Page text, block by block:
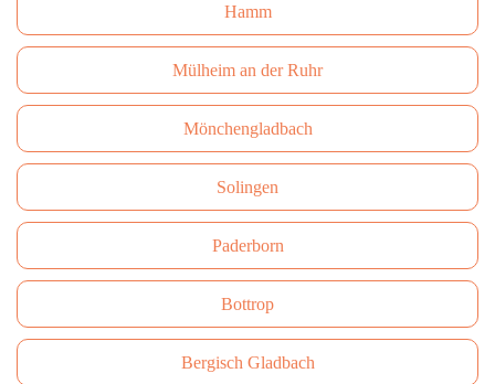
Hamm
Mülheim an der Ruhr
Mönchengladbach
Solingen
Paderborn
Bottrop
Bergisch Gladbach